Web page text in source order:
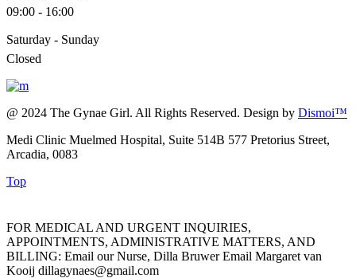
09:00 - 16:00
Saturday - Sunday
Closed
@ 2024 The Gynae Girl. All Rights Reserved. Design by Dismoi™
Medi Clinic Muelmed Hospital, Suite 514B 577 Pretorius Street,
Arcadia, 0083
Top
FOR MEDICAL AND URGENT INQUIRIES,
APPOINTMENTS, ADMINISTRATIVE MATTERS, AND
BILLING: Email our Nurse, Dilla Bruwer Email Margaret van
Kooij dillagynaes@gmail.com